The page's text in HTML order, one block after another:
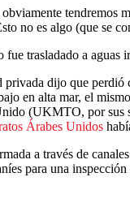
tendremos
no es algo (que se
fue trasladado a aguas
privada dijo que
en alta mar, el
(UKMTO, por sus
Árabes Unidos
a través de
para una